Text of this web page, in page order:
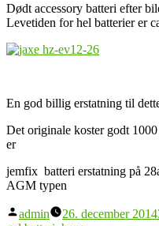
Dødt accessory batteri efter
Levetiden for hel batterier er
En god billig erstatning til
Det originale koster godt
er
jemfix batteri erstatning på
AGM typen
Posted
admin 26. december 2014